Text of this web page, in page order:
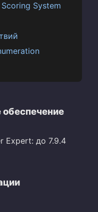
System
Expert: до 7.9.4